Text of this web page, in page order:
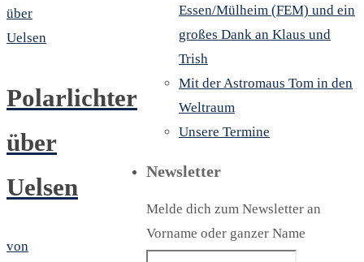
Polarlichter
über
Uelsen
von
Essen/Mülheim (FEM) und ein
großes Dank an Klaus und
Trish
Mit der Astromaus Tom in den
Weltraum
Unsere Termine
Newsletter
Melde dich zum Newsletter an
Vorname oder ganzer Name